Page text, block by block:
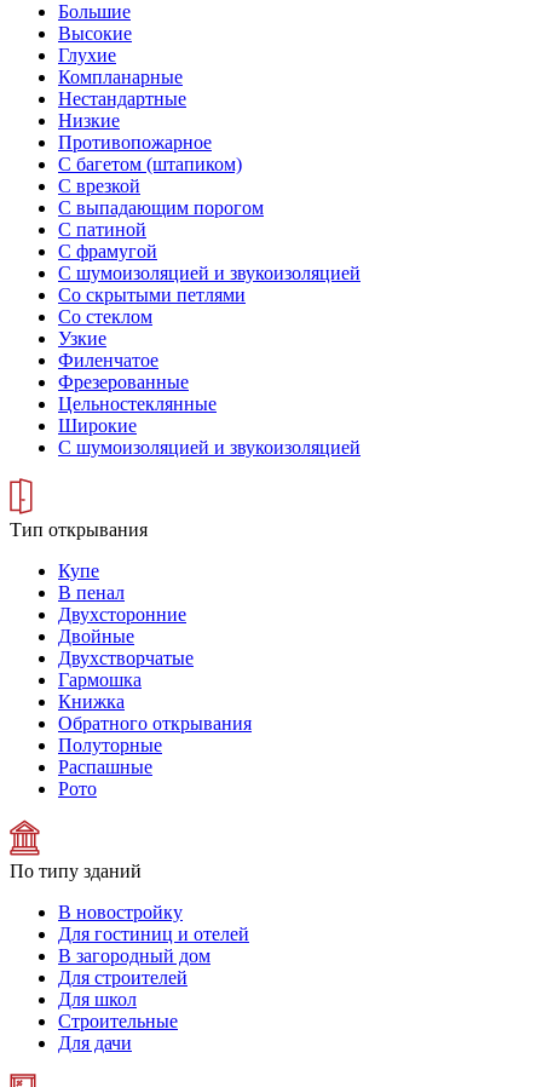
Большие
Высокие
Глухие
Компланарные
Нестандартные
Низкие
Противопожарное
С багетом (штапиком)
С врезкой
С выпадающим порогом
С патиной
С фрамугой
С шумоизоляцией и звукоизоляцией
Со скрытыми петлями
Со стеклом
Узкие
Филенчатое
Фрезерованные
Цельностеклянные
Широкие
С шумоизоляцией и звукоизоляцией
Тип открывания
Купе
В пенал
Двухсторонние
Двойные
Двухстворчатые
Гармошка
Книжка
Обратного открывания
Полуторные
Распашные
Рото
По типу зданий
В новостройку
Для гостиниц и отелей
В загородный дом
Для строителей
Для школ
Строительные
Для дачи